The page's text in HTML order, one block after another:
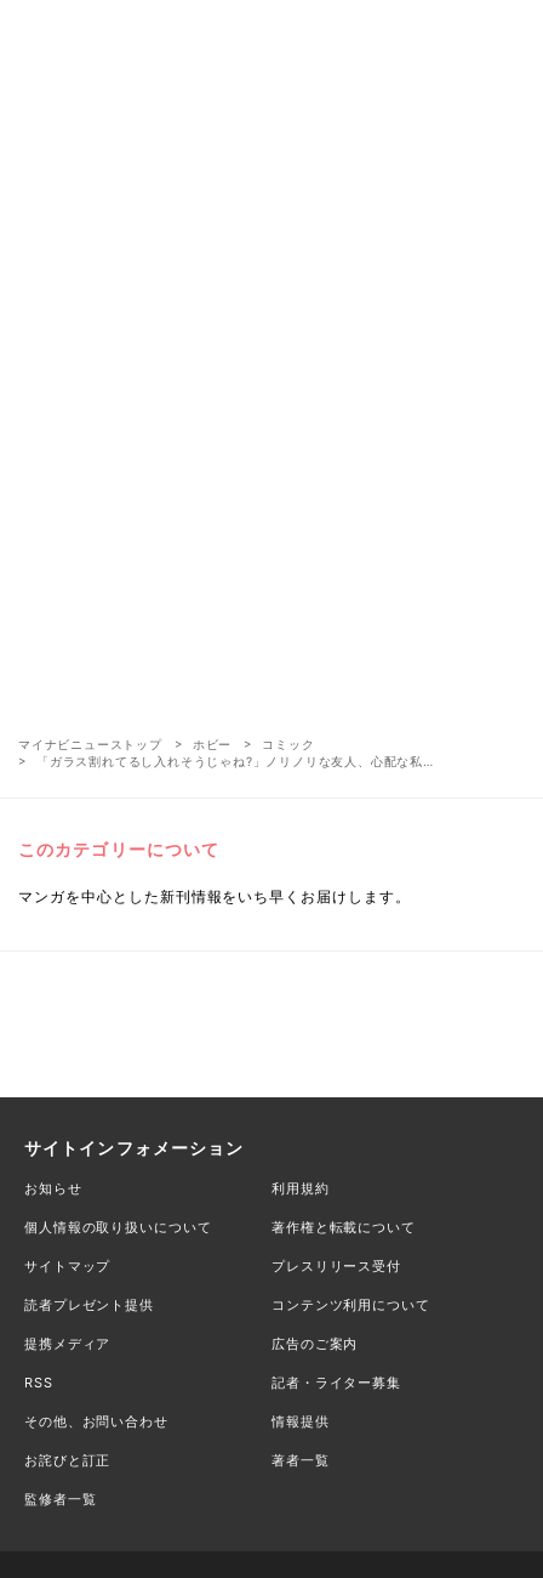
マイナビニューストップ ホビー
コミック
「ガラス割れてるし入れそうじゃね?」ノリノリな友人、心配な私…
このカテゴリーについて
マンガを中心とした新刊情報をいち早くお届けします。
サイトインフォメーション
お知らせ 利用規約
個人情報の取り扱いについて 著作権と転載について
サイトマップ プレスリリース受付
読者プレゼント提供 コンテンツ利用について
提携メディア 広告のご案内
RSS 記者・ライター募集
その他、お問い合わせ 情報提供
お詫びと訂正 著者一覧
監修者一覧